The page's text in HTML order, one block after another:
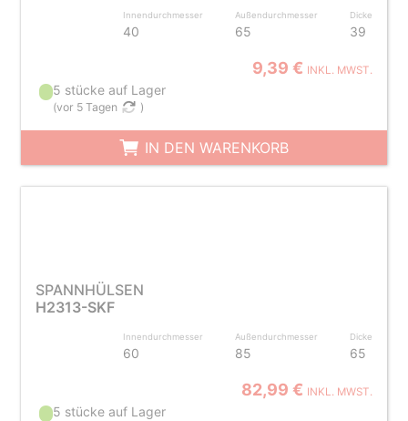
Innendurchmesser
40
Außendurchmesser
65
Dicke
39
9,39 € INKL. MWST.
5 stücke auf Lager
(vor 5 Tagen )
IN DEN WARENKORB
SPANNHÜLSEN
H2313-SKF
Innendurchmesser
60
Außendurchmesser
85
Dicke
65
82,99 € INKL. MWST.
5 stücke auf Lager